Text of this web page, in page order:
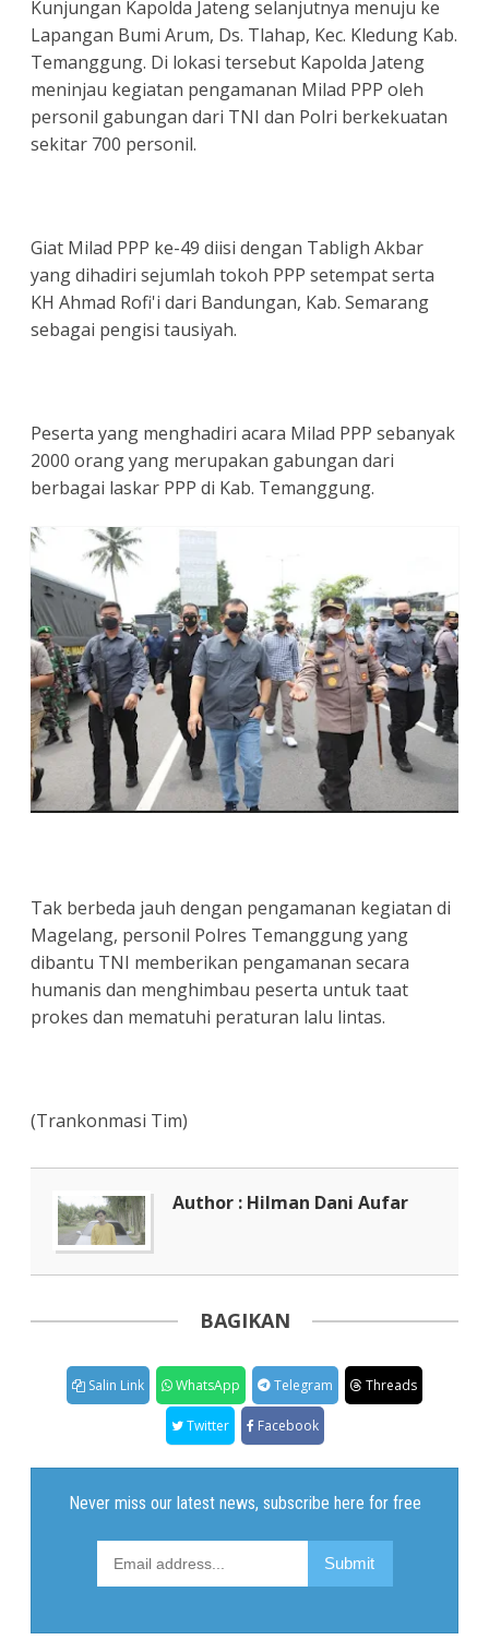
Kunjungan Kapolda Jateng selanjutnya menuju ke
Lapangan Bumi Arum, Ds. Tlahap, Kec. Kledung Kab.
Temanggung. Di lokasi tersebut Kapolda Jateng
meninjau kegiatan pengamanan Milad PPP oleh
personil gabungan dari TNI dan Polri berkekuatan
sekitar 700 personil.
Giat Milad PPP ke-49 diisi dengan Tabligh Akbar
yang dihadiri sejumlah tokoh PPP setempat serta
KH Ahmad Rofi'i dari Bandungan, Kab. Semarang
sebagai pengisi tausiyah.
Peserta yang menghadiri acara Milad PPP sebanyak
2000 orang yang merupakan gabungan dari
berbagai laskar PPP di Kab. Temanggung.
Tak berbeda jauh dengan pengamanan kegiatan di
Magelang, personil Polres Temanggung yang
dibantu TNI memberikan pengamanan secara
humanis dan menghimbau peserta untuk taat
prokes dan mematuhi peraturan lalu lintas.
(Trankonmasi Tim)
Author : Hilman Dani Aufar
BAGIKAN
Salin Link WhatsApp Telegram Threads
Twitter Facebook